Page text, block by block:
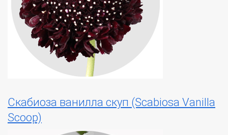
Скабиоза ванилла скуп (Scabiosa Vanilla
Scoop)